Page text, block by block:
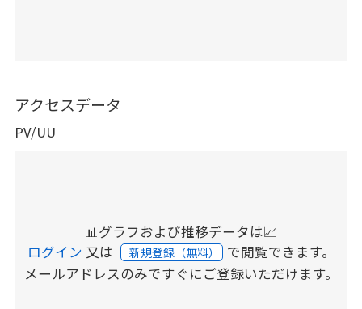
アクセスデータ
PV/UU
📊グラフおよび推移データは📈
ログイン 又は 新規登録（無料） で閲覧できます。
メールアドレスのみですぐにご登録いただけます。